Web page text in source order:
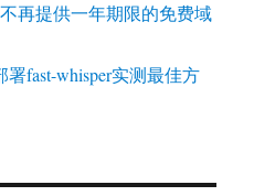
再提供一年期限的免费域
署fast-whisper实测最佳方